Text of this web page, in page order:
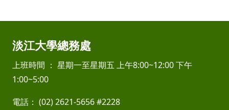
淡江大學總務處
上班時間 ： 星期一至星期五 上午8:00~12:00 下午
1:00~5:00
電話： (02) 2621-5656 #2228